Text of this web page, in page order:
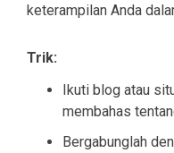
keterampilan Anda
Trik:
Ikuti blog atau
membahas
Bergabunglah